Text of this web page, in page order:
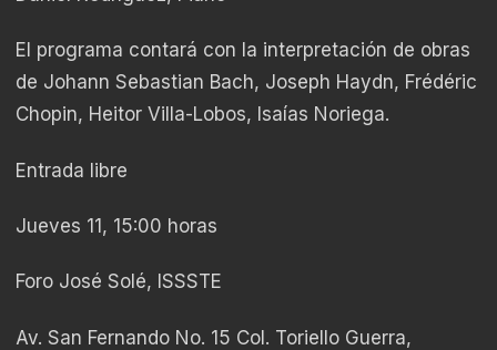
El programa contará con la interpretación de obras
de Johann Sebastian Bach, Joseph Haydn, Frédéric
Chopin, Heitor Villa-Lobos, Isaías Noriega.
Entrada libre
Jueves 11, 15:00 horas
Foro José Solé, ISSSTE
Av. San Fernando No. 15 Col. Toriello Guerra,